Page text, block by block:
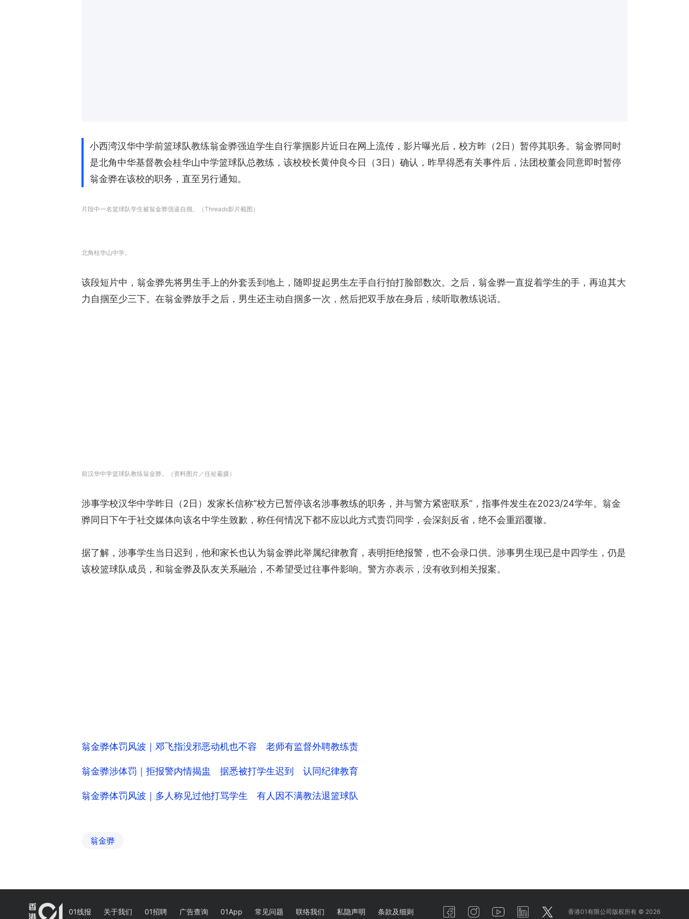
小西湾汉华中学前篮球队教练翁金骅强迫学生自行掌掴影片近日在网上流传，影片曝光后，校方昨（2日）暂停其职务。翁金骅同时
是北角中华基督教会桂华山中学篮球队总教练，该校校长黄仲良今日（3日）确认，昨早得悉有关事件后，法团校董会同意即时暂停
翁金骅在该校的职务，直至另行通知。
片段中一名篮球队学生被翁金骅强逼自掴。（Threads影片截图）
北角桂华山中学。
该段短片中，翁金骅先将男生手上的外套丢到地上，随即捉起男生左手自行拍打脸部数次。之后，翁金骅一直捉着学生的手，再迫其大
力自掴至少三下。在翁金骅放手之后，男生还主动自掴多一次，然后把双手放在身后，续听取教练说话。
前汉华中学篮球队教练翁金骅。（资料图片／任祉羲摄）
涉事学校汉华中学昨日（2日）发家长信称“校方已暂停该名涉事教练的职务，并与警方紧密联系”，指事件发生在2023/24学年。翁金
骅同日下午于社交媒体向该名中学生致歉，称任何情况下都不应以此方式责罚同学，会深刻反省，绝不会重蹈覆辙。
据了解，涉事学生当日迟到，他和家长也认为翁金骅此举属纪律教育，表明拒绝报警，也不会录口供。涉事男生现已是中四学生，仍是
该校篮球队成员，和翁金骅及队友关系融洽，不希望受过往事件影响。警方亦表示，没有收到相关报案。
翁金骅体罚风波｜邓飞指没邪恶动机也不容 老师有监督外聘教练责
翁金骅涉体罚｜拒报警内情揭盅 据悉被打学生迟到 认同纪律教育
翁金骅体罚风波｜多人称见过他打骂学生 有人因不满教法退篮球队
翁金骅
01线报 关于我们 01招聘 广告查询 01App 常见问题 联络我们 私隐声明 条款及细则 香港01有限公司版权所有 © 2026